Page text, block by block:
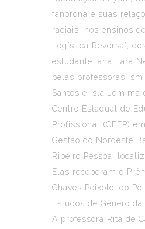
fanorona e suas
raciais, nos ensinos
Logística Reversa”,
estudante Iana Lara
pelas professoras
Santos e Isla Jemima
Centro Estadual de
Profissional (CEEP)
Gestão do Nordeste
Ribeiro Pessoa,
Elas receberam o
Chaves Peixoto, do
Estudos de Gênero da
A professora Rita de